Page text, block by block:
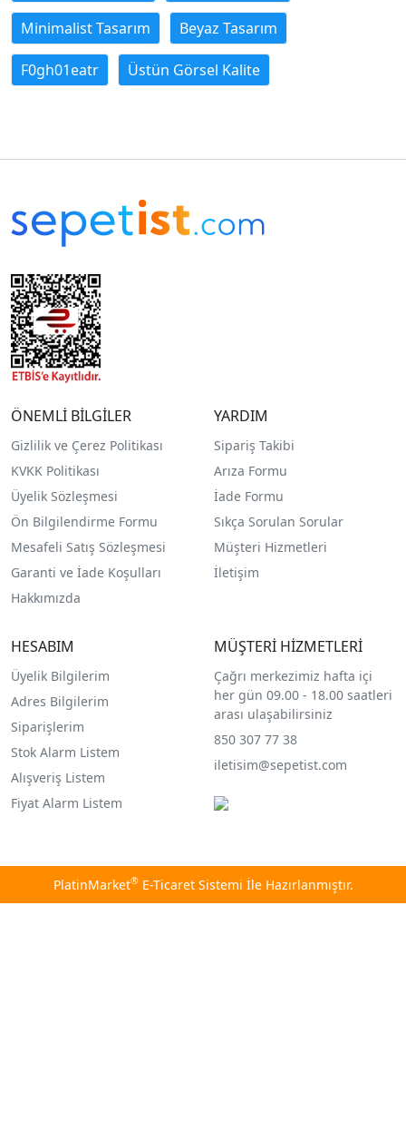
Minimalist Tasarım Beyaz Tasarım
F0gh01eatr Üstün Görsel Kalite
ÖNEMLİ BİLGİLER
Gizlilik ve Çerez Politikası
KVKK Politikası
Üyelik Sözleşmesi
Ön Bilgilendirme Formu
Mesafeli Satış Sözleşmesi
Garanti ve İade Koşulları
Hakkımızda
YARDIM
Sipariş Takibi
Arıza Formu
İade Formu
Sıkça Sorulan Sorular
Müşteri Hizmetleri
İletişim
HESABIM
Üyelik Bilgilerim
Adres Bilgilerim
Siparişlerim
Stok Alarm Listem
Alışveriş Listem
Fiyat Alarm Listem
MÜŞTERİ HİZMETLERİ
Çağrı merkezimiz hafta içi
her gün 09.00 - 18.00 saatleri
arası ulaşabilirsiniz
850 307 77 38
iletisim@sepetist.com
PlatinMarket®E-Ticaret Sistemi İle Hazırlanmıştır.